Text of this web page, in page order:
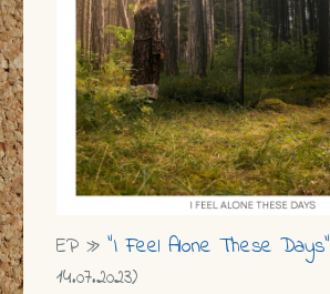
EP » "I Feel Alone These Days"
14.07.2023)